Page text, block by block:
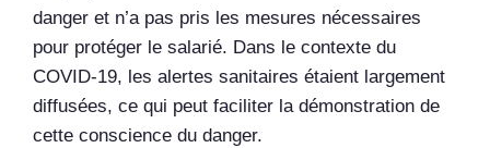
danger et n’a pas pris les mesures nécessaires
pour protéger le salarié. Dans le contexte du
COVID-19, les alertes sanitaires étaient largement
diffusées, ce qui peut faciliter la démonstration de
cette conscience du danger.